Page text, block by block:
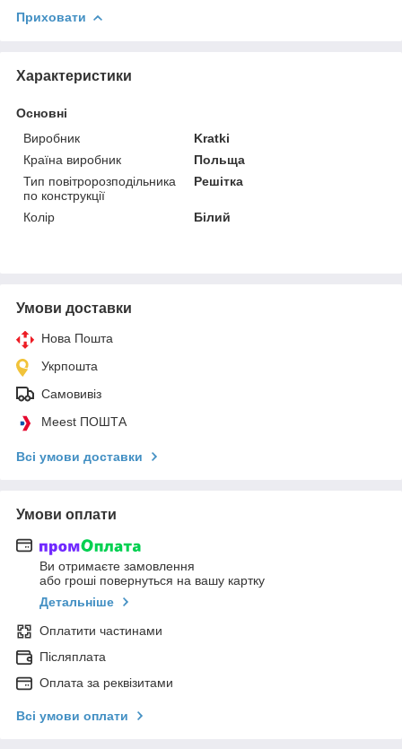
Приховати
Характеристики
Основні
Виробник
Kratki
Країна виробник
Польща
Тип повітророзподільника
по конструкції
Решітка
Колір Білий
Умови доставки
Нова Пошта
Укрпошта
Самовивіз
Meest ПОШТА
Всі умови доставки
Умови оплати
Ви отримаєте замовлення
або гроші повернуться на вашу картку
Детальніше
Оплатити частинами
Післяплата
Оплата за реквізитами
Всі умови оплати